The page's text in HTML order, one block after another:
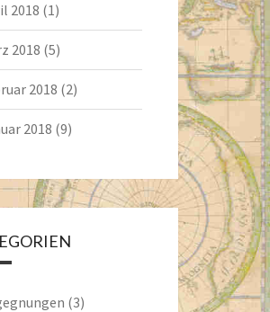
2018 (1)
2018 (5)
2018 (2)
2018 (9)
(3)